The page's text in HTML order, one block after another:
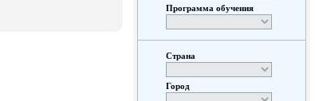
Программа обучения
Страна
Город